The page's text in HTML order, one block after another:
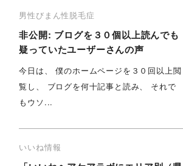
男性びまん性脱毛症
非公開: ブログを３０個以上読んでも
疑っていたユーザーさんの声
今日は、 僕のホームページを３０回以上閲
覧し、 ブログを何十記事と読み、 それで
もウソ...
いいね情報